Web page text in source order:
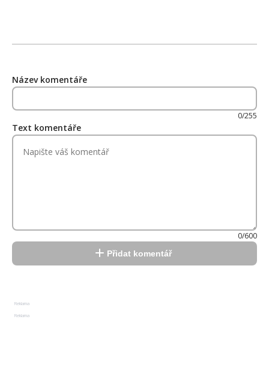
Název komentáře
0/255
Text komentáře
0/600
Přidat komentář
Reklama
Reklama